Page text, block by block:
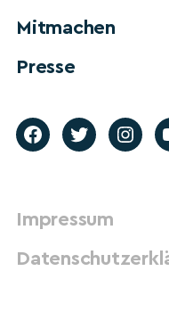
Mitmachen
Presse
Impressum